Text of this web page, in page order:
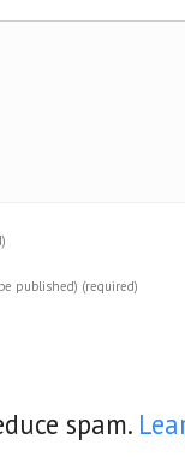
published) (required)
spam.